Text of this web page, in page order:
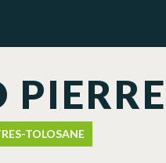
PIERRE
TOLOSANE